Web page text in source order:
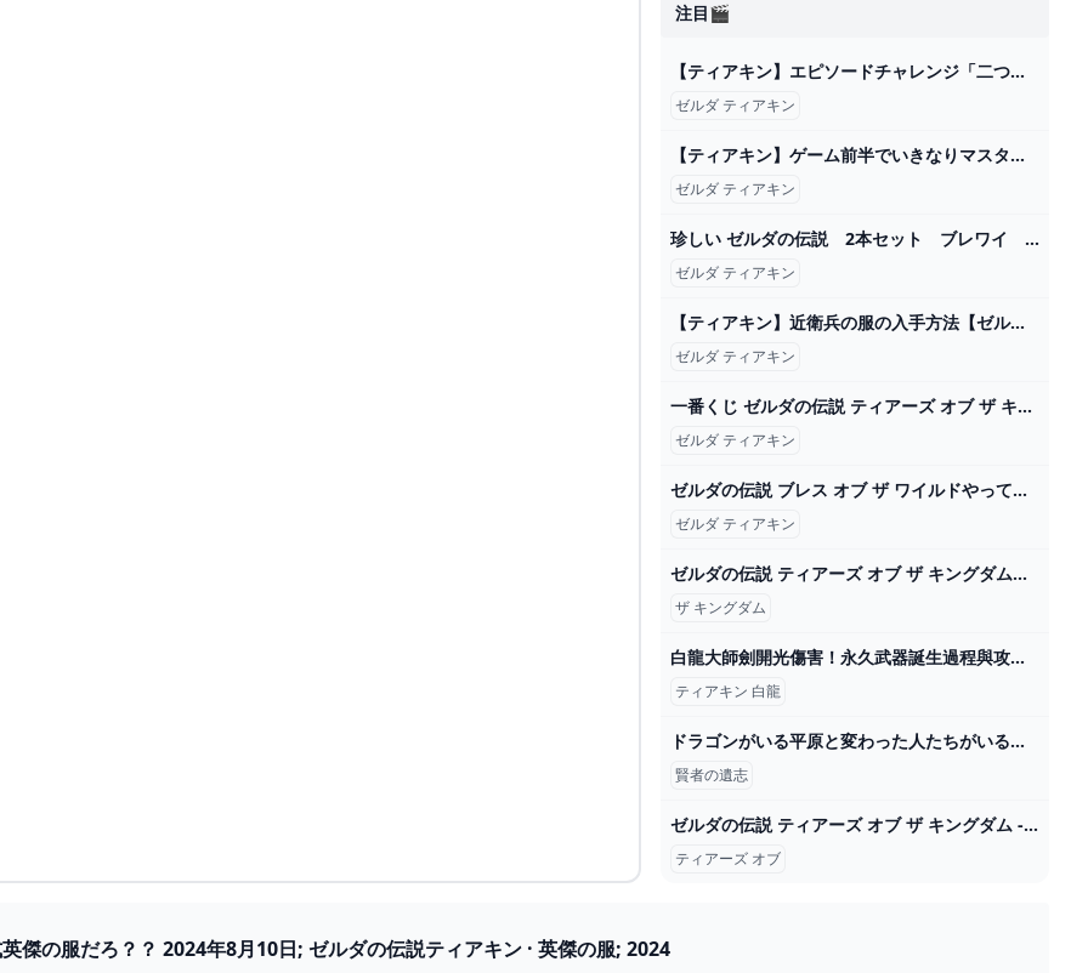
注目🎬
【ティアキン】エピソードチャレンジ「二つの龍の狭間」 攻略【ゼルダの伝説】 - YouTube
ゼルダ ティアキン
【ティアキン】ゲーム前半でいきなりマスターソード持っていくと…隠しセリフが…！？ゲームに隠れた細かすぎる小ネタ集【ゼルダの伝説 ティアーズ オブ ザ キングダム】@レウンGameTV - YouTube
ゼルダ ティアキン
珍しい ゼルダの伝説 2本セット ブレワイ ティアキン Nintendo Switch - www.aldeasantillana.com
ゼルダ ティアキン
【ティアキン】近衛兵の服の入手方法【ゼルダの伝説ティアーズオブザキングダム】 - YouTube
ゼルダ ティアキン
一番くじ ゼルダの伝説 ティアーズ オブ ザ キングダム｜一番くじ倶楽部｜BANDAI SPIRITS公式 一番くじ情報サイト
ゼルダ ティアキン
ゼルダの伝説 ブレス オブ ザ ワイルドやってみた！【ヒカキンゲームズ】【任天堂スイッチ】 - YouTube
ゼルダ ティアキン
ゼルダの伝説 ティアーズ オブ ザ キングダムの通販 by はやとs shop｜ラクマ
ザ キングダム
白龍大師劍開光傷害！永久武器誕生過程與攻打各人馬 - YouTube
ティアキン 白龍
ドラゴンがいる平原と変わった人たちがいる村【ペーパーマリオRPG リメイク Part5】【女性実況】 - YouTube
賢者の遺志
ゼルダの伝説 ティアーズ オブ ザ キングダム - YouTube
ティアーズ オブ
傑の服だろ？？ 2024年8月10日; ゼルダの伝説ティアキン · 英傑の服; 2024